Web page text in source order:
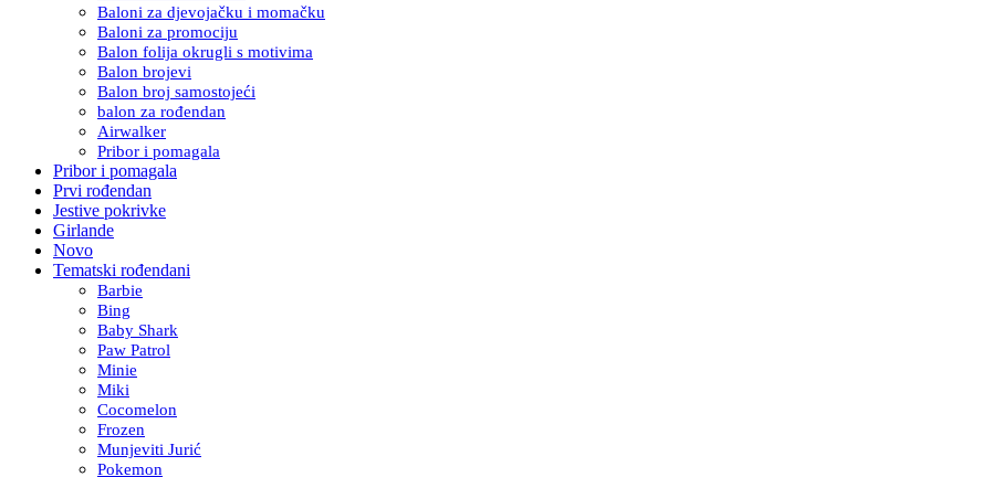
Baloni za djevojačku i momačku
Baloni za promociju
Balon folija okrugli s motivima
Balon brojevi
Balon broj samostojeći
balon za rođendan
Airwalker
Pribor i pomagala
Pribor i pomagala
Prvi rođendan
Jestive pokrivke
Girlande
Novo
Tematski rođendani
Barbie
Bing
Baby Shark
Paw Patrol
Minie
Miki
Cocomelon
Frozen
Munjeviti Jurić
Pokemon